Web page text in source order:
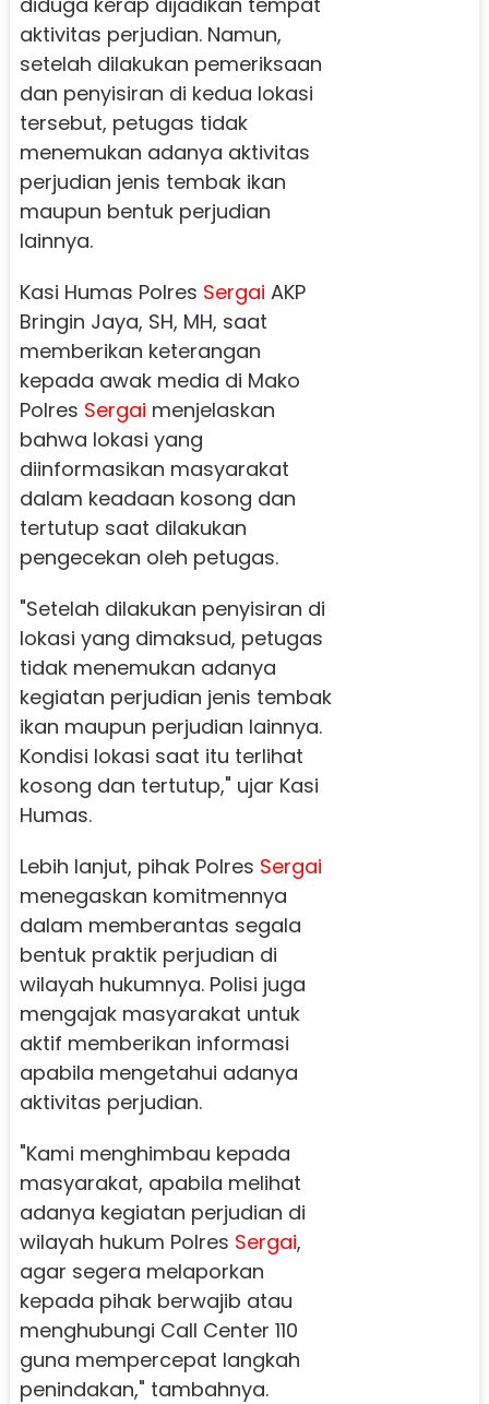
aktivitas perjudian. Namun,
setelah dilakukan pemeriksaan
dan penyisiran di kedua lokasi
tersebut, petugas tidak
menemukan adanya aktivitas
perjudian jenis tembak ikan
maupun bentuk perjudian
lainnya.
Kasi Humas Polres Sergai AKP
Bringin Jaya, SH, MH, saat
memberikan keterangan
kepada awak media di Mako
Polres Sergai menjelaskan
bahwa lokasi yang
diinformasikan masyarakat
dalam keadaan kosong dan
tertutup saat dilakukan
pengecekan oleh petugas.
"Setelah dilakukan penyisiran di
lokasi yang dimaksud, petugas
tidak menemukan adanya
kegiatan perjudian jenis tembak
ikan maupun perjudian lainnya.
Kondisi lokasi saat itu terlihat
kosong dan tertutup," ujar Kasi
Humas.
Lebih lanjut, pihak Polres Sergai
menegaskan komitmennya
dalam memberantas segala
bentuk praktik perjudian di
wilayah hukumnya. Polisi juga
mengajak masyarakat untuk
aktif memberikan informasi
apabila mengetahui adanya
aktivitas perjudian.
"Kami menghimbau kepada
masyarakat, apabila melihat
adanya kegiatan perjudian di
wilayah hukum Polres Sergai,
agar segera melaporkan
kepada pihak berwajib atau
menghubungi Call Center 110
guna mempercepat langkah
penindakan," tambahnya.